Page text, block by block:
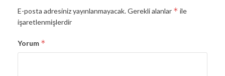
E-posta adresiniz yayınlanmayacak.Gerekli alanlar * ile
işaretlenmişlerdir
Yorum *